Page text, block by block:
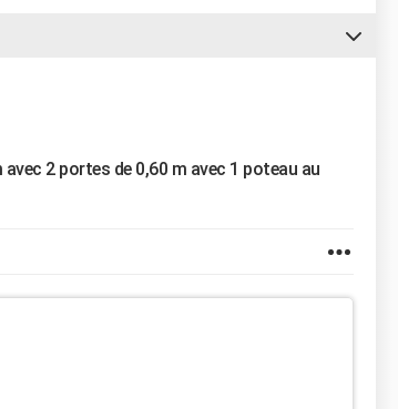
2 portes de 0,60 m avec 1 poteau au